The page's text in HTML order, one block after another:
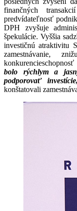
finančných
predvídateľnosť
DPH zvyšuje
špekulácie. Vyššia
investičnú atraktivitu
zamestnávanie,
bolo rýchlym a
podporovať
konštatovali